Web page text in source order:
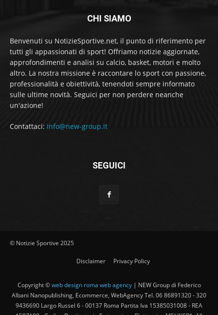
CHI SIAMO
Benvenuti su NotizieSportive.net, il punto di riferimento per
tutti gli appassionati di sport! Offriamo notizie aggiornate,
approfondimenti e analisi su calcio, basket, motori e molto
altro. La nostra missione è raccontare lo sport con passione,
professionalità e obiettività, tenendoti sempre informato
sulle ultime novità. Seguici per non perdere neanche
un'azione!
Contattaci: info@new-group.it
SEGUICI
© Notizie Sportive 2025
Disclaimer Privacy Policy
Copyright ©web design roma web agency| NEW Group di Federico
Albani Nanopublishing, Ecommerce, WebAgency Tel. 06 86891320 - 320
9436690 Largo Russel 6 - 00137 Roma Partita Iva 15385031008 - REA